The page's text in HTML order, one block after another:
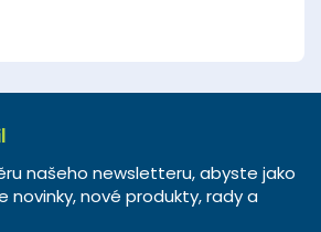
našeho newsletteru, abyste jako
novinky, nové produkty, rady a